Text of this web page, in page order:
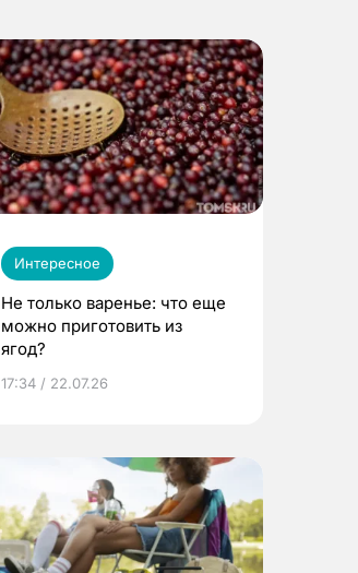
Интересное
Не только варенье: что еще
можно приготовить из
ягод?
17:34 / 22.07.26